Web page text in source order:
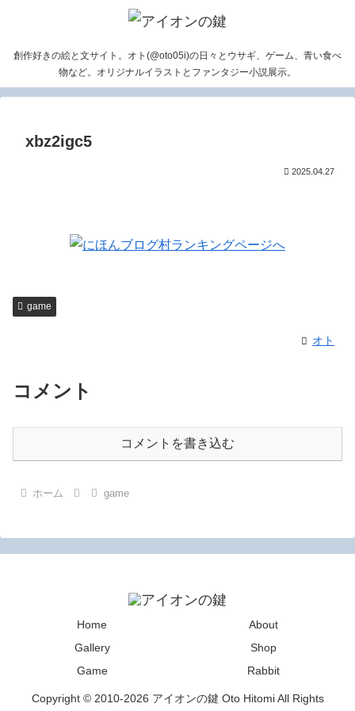
創作好きの絵と文サイト。オト(@oto05i)の日々とウサギ、ゲーム、青い食べ
物など。オリジナルイラストとファンタジー小説展示。
xbz2igc5
2025.04.27
game
オト
コメント
コメントを書き込む
ホーム game
Home
About
Gallery
Shop
Game
Rabbit
Copyright © 2010-2026 アイオンの鍵 Oto Hitomi All Rights